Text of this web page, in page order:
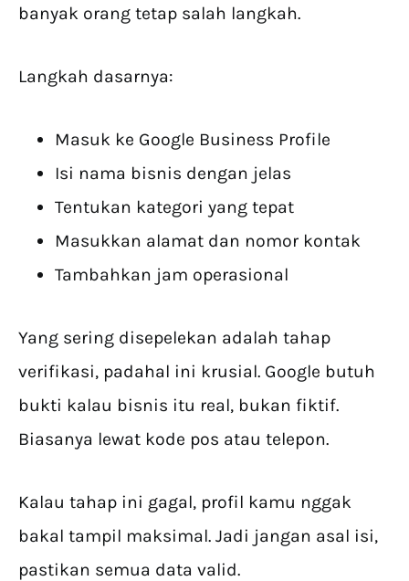
banyak orang tetap salah langkah.
Langkah dasarnya:
Masuk ke Google Business Profile
Isi nama bisnis dengan jelas
Tentukan kategori yang tepat
Masukkan alamat dan nomor kontak
Tambahkan jam operasional
Yang sering disepelekan adalah tahap
verifikasi, padahal ini krusial. Google butuh
bukti kalau bisnis itu real, bukan fiktif.
Biasanya lewat kode pos atau telepon.
Kalau tahap ini gagal, profil kamu nggak
bakal tampil maksimal. Jadi jangan asal isi,
pastikan semua data valid.